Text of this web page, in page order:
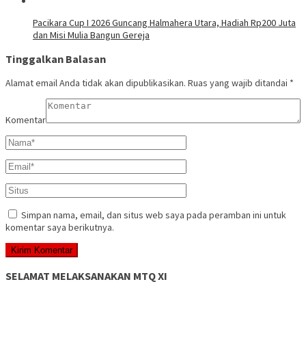
Pacikara Cup I 2026 Guncang Halmahera Utara, Hadiah Rp200 Juta
dan Misi Mulia Bangun Gereja
Tinggalkan Balasan
Alamat email Anda tidak akan dipublikasikan. Ruas yang wajib ditandai *
Komentar
Simpan nama, email, dan situs web saya pada peramban ini untuk
komentar saya berikutnya.
SELAMAT MELAKSANAKAN MTQ XI